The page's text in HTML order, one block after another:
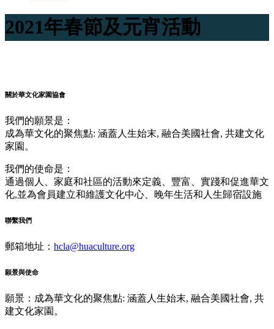
2021年春節及元宵活動
關於華文化家園協會
我們的願景是：
成為華文化的聚焦點: 涵蓋人生始末, 融合美國社會, 共建文化
家園。
我們的使命是：
通過個人、家庭和社區的活動來定義、豐富、實踐和促進華文
化,並為會員建立和維護文化中心、晚年生活和人生歸宿設施
聯繫我們
郵箱地址： hcla@huaculture.org
願景與使命
願景：成為華文化的聚焦點: 涵蓋人生始末, 融合美國社會, 共
建文化家園。